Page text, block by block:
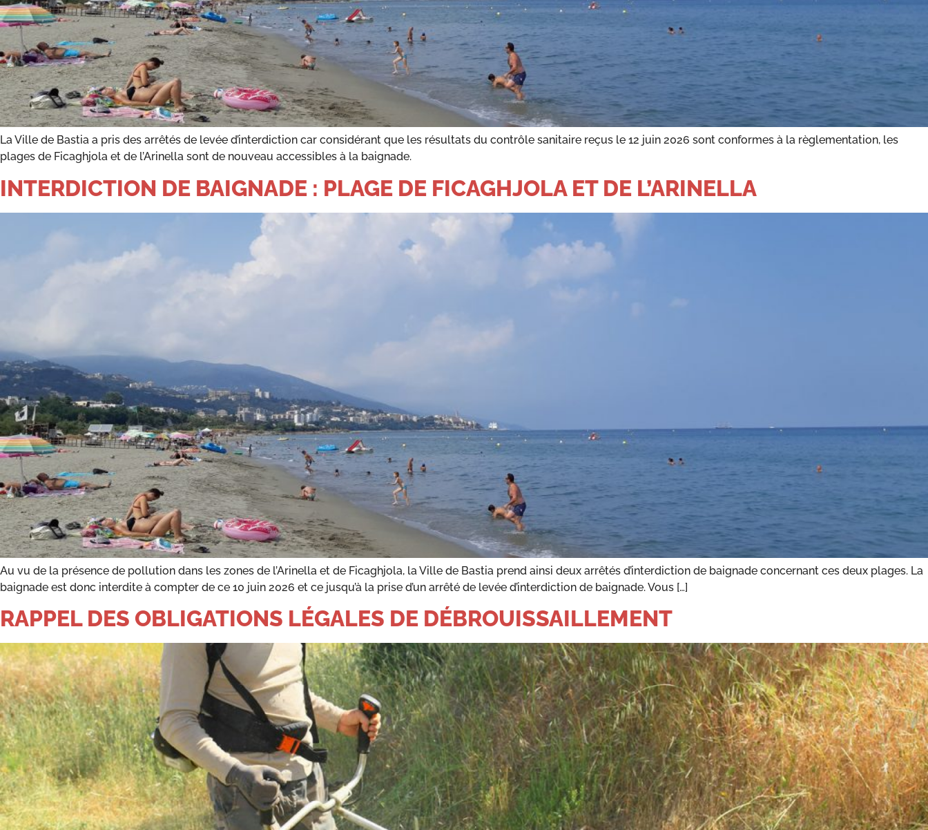
La Ville de Bastia a pris des arrêtés de levée d’interdiction car considérant que les résultats du contrôle sanitaire reçus le 12 juin 2026 sont conformes à la règlementation, les
plages de Ficaghjola et de l’Arinella sont de nouveau accessibles à la baignade.
INTERDICTION DE BAIGNADE : PLAGE DE FICAGHJOLA ET DE L’ARINELLA
Au vu de la présence de pollution dans les zones de l’Arinella et de Ficaghjola, la Ville de Bastia prend ainsi deux arrêtés d’interdiction de baignade concernant ces deux plages. La
baignade est donc interdite à compter de ce 10 juin 2026 et ce jusqu’à la prise d’un arrêté de levée d’interdiction de baignade. Vous […]
RAPPEL DES OBLIGATIONS LÉGALES DE DÉBROUISSAILLEMENT